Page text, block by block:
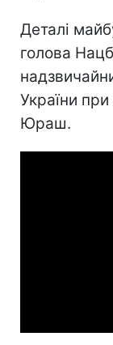
Деталі
голова
України
Юраш.